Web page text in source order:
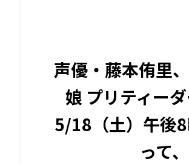
声優・藤本侑里
娘 プリティー
5/18（土）午後
って